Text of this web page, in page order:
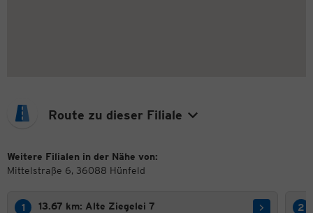
Route zu dieser Filiale
Weitere Filialen in der Nähe von:
Mittelstraße 6, 36088 Hünfeld
13.67 km: Alte Ziegelei 7